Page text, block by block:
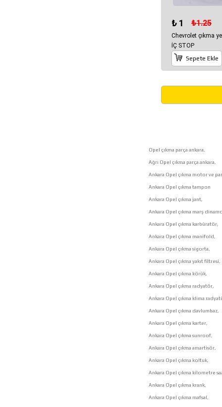
₺ 1 ₺1.25
Chevrolet çıkma
İÇ STOP
Sepete Ekle
Opel çıkma parça ankara,
Ağrı Opel çıkma parça ankara,
Ankara Opel çıkma motor ve
Ankara Opel çıkma tampon
Ankara Opel çıkma jant,
Ankara Opel çıkma marş
Ankara Opel çıkma karbüratör,
Ankara Opel çıkma manifold,
Ankara Opel çıkma sigorta,
Ankara Opel çıkma yakıt filtresi,
Ankara Opel çıkma körük,
Ankara Opel çıkma radyatör,
Ankara Opel çıkma klima
Ankara Opel çıkma davlumbaz,
Ankara Opel çıkma karter,
Ankara Opel çıkma sunroof,
Ankara Opel çıkma amartisör,
Ankara Opel çıkma koltuk,
Ankara Opel çıkma kilometre
Ankara Opel çıkma krank,
Ankara Opel çıkma mafsal,